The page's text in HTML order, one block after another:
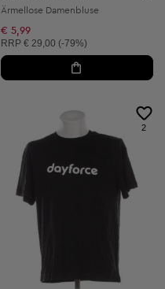
Ärmellose Damenbluse
€ 5,99
Unverbindliche Preisempfehlung:
RRP € 29,00 (-79%)
2